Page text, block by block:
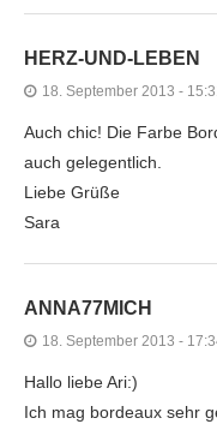
HERZ-UND-LEBEN
18. September 2013 -
Auch chic! Die Farbe
auch gelegentlich.
Liebe Grüße
Sara
ANNA77MICH
18. September 2013 -
Hallo liebe Ari:)
Ich mag bordeaux sehr